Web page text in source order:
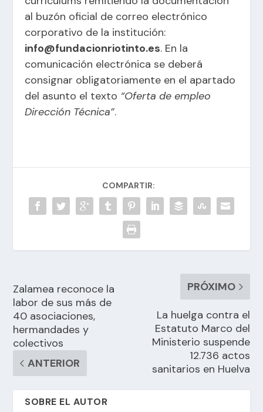
al buzón oficial de correo electrónico
corporativo de la institución:
info@fundacionriotinto.es. En la
comunicación electrónica se deberá
consignar obligatoriamente en el apartado
del asunto el texto “Oferta de empleo
Dirección Técnica”.
COMPARTIR:
Zalamea reconoce la
labor de sus más de
40 asociaciones,
hermandades y
colectivos
ANTERIOR
PRÓXIMO
La huelga contra el
Estatuto Marco del
Ministerio suspende
12.736 actos
sanitarios en Huelva
SOBRE EL AUTOR